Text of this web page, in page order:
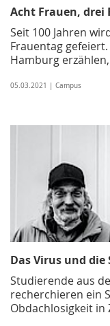
Acht Frauen, drei
Seit 100 Jahren
Frauentag
Hamburg
05.03.2021 | Campus
Das Virus und die
Studierende aus
recherchieren ein
Obdachlosigkeit in